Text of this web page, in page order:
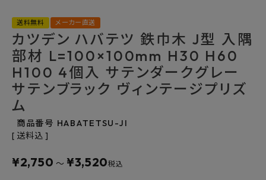
ご利用ガイド
よくあるご質問
お問い合わせ
メルマガ登録
特定商取引法について
送料無料 メーカー直送
カツデン ハバテツ 鉄巾木 J型 入隅
部材 L=100×100mm H30 H60
H100 4個入 サテンダークグレー
サテンブラック ヴィンテージプリズ
ム
商品番号 HABATETSU-JI
送料込
¥2,750 〜 ¥3,520税込